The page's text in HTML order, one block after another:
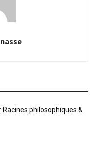
Racines philosophiques &